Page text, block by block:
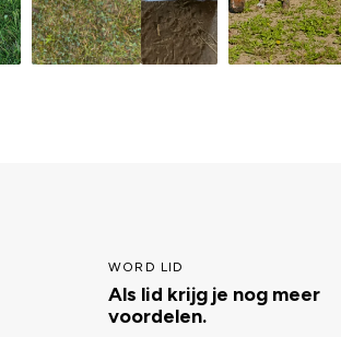
WORD LID
Als lid krijg je nog meer
voordelen.